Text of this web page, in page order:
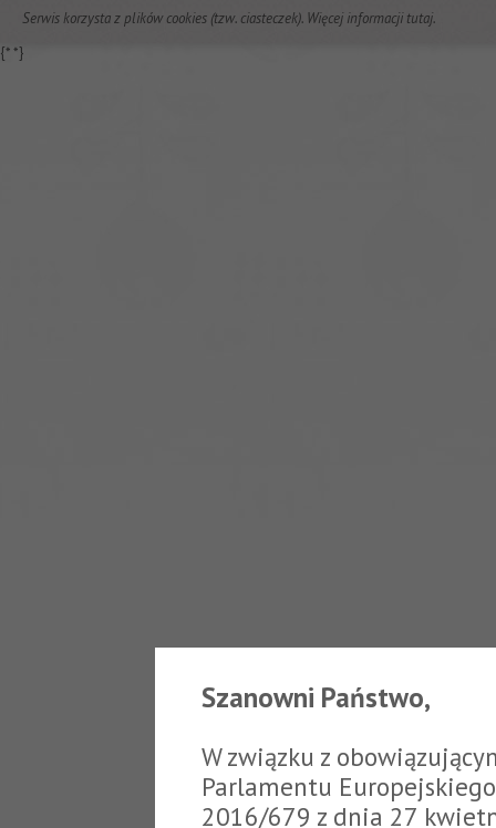
Serwis korzysta z plików cookies (tzw. ciasteczek). Więcej informacjitutaj.
{**}
Szanowni Państwo,
W związku z
Parlamentu
2016/679 z dnia 27